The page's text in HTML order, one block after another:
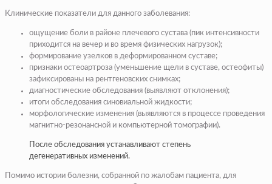
Клинические показатели для данного заболевания:
ощущение боли в районе плечевого сустава (пик интенсивности
приходится на вечер и во время физических нагрузок);
формирование узелков в деформированном суставе;
признаки остеоартроза (уменьшение щели в суставе, остеофиты)
зафиксированы на рентгеновских снимках;
диагностические обследования (выявляют отклонения);
итоги обследования синовиальной жидкости;
морфологические изменения (выявляются в процессе проведения
магнитно-резонансной и компьютерной томографии).
После обследования устанавливают степень
дегенеративных изменений.
Помимо истории болезни, собранной по жалобам пациента, для